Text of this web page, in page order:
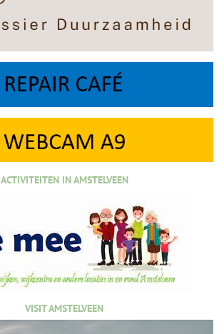
ACTIVITEITEN IN AMSTELVEEN
VISIT AMSTELVEEN